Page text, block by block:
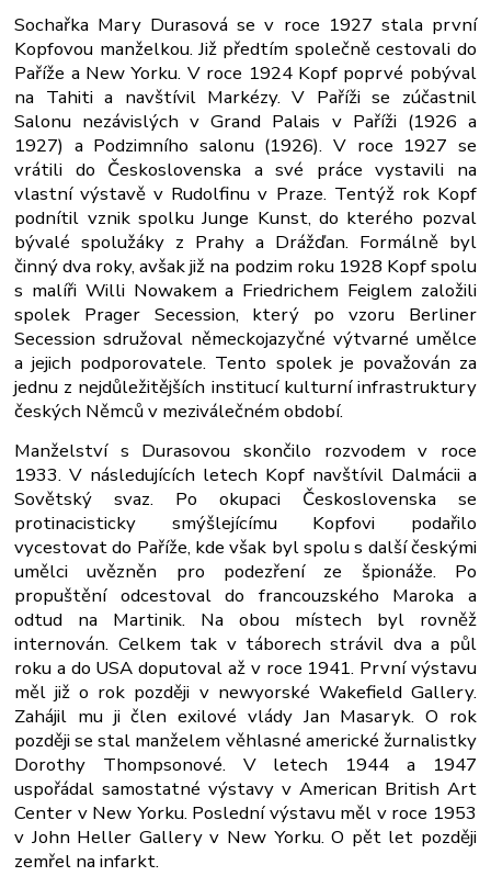
Sochařka Mary Durasová se v roce 1927 stala první
Kopfovou manželkou. Již předtím společně cestovali do
Paříže a New Yorku. V roce 1924 Kopf poprvé pobýval
na Tahiti a navštívil Markézy. V Paříži se zúčastnil
Salonu nezávislých v Grand Palais v Paříži (1926 a
1927) a Podzimního salonu (1926). V roce 1927 se
vrátili do Československa a své práce vystavili na
vlastní výstavě v Rudolfinu v Praze. Tentýž rok Kopf
podnítil vznik spolku Junge Kunst, do kterého pozval
bývalé spolužáky z Prahy a Drážďan. Formálně byl
činný dva roky, avšak již na podzim roku 1928 Kopf spolu
s malíři Willi Nowakem a Friedrichem Feiglem založili
spolek Prager Secession, který po vzoru Berliner
Secession sdružoval německojazyčné výtvarné umělce
a jejich podporovatele. Tento spolek je považován za
jednu z nejdůležitějších institucí kulturní infrastruktury
českých Němců v meziválečném období.
Manželství s Durasovou skončilo rozvodem v roce
1933. V následujících letech Kopf navštívil Dalmácii a
Sovětský svaz. Po okupaci Československa se
protinacisticky smýšlejícímu Kopfovi podařilo
vycestovat do Paříže, kde však byl spolu s další českými
umělci uvězněn pro podezření ze špionáže. Po
propuštění odcestoval do francouzského Maroka a
odtud na Martinik. Na obou místech byl rovněž
internován. Celkem tak v táborech strávil dva a půl
roku a do USA doputoval až v roce 1941. První výstavu
měl již o rok později v newyorské Wakefield Gallery.
Zahájil mu ji člen exilové vlády Jan Masaryk. O rok
později se stal manželem věhlasné americké žurnalistky
Dorothy Thompsonové. V letech 1944 a 1947
uspořádal samostatné výstavy v American British Art
Center v New Yorku. Poslední výstavu měl v roce 1953
v John Heller Gallery v New Yorku. O pět let později
zemřel na infarkt.